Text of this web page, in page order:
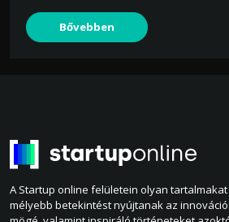
Bővebben
A Startup online felületein olyan
mélyebb betekintést nyújtanak az